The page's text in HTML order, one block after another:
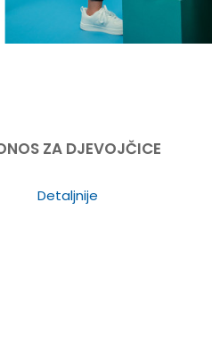
ZA DJEVOJČICE
Detaljnije